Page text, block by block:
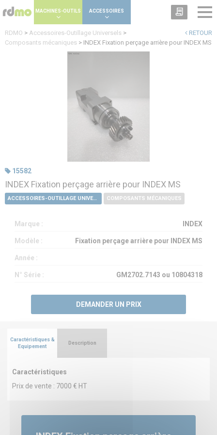
MACHINES-OUTILS ACCESSOIRES
RETOUR
RDMO > Accessoires-Outillage Universels >
Composants mécaniques > INDEX Fixation perçage arrière pour INDEX MS
15582
INDEX Fixation perçage arrière pour INDEX MS
ACCESSOIRES-OUTILLAGE UNIVERSELS COMPOSANTS MÉCANIQUES
Marque : INDEX
Modèle : Fixation perçage arrière pour INDEX MS
Année :
N° Série : GM2702.7143 ou 10804318
DEMANDER UN PRIX
Caractéristiques &
Equipement
Caractéristiques
Prix de vente : 7000 € HT
Description